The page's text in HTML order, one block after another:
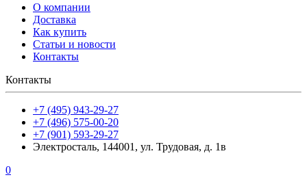
О компании
Доставка
Как купить
Статьи и новости
Контакты
Контакты
+7 (495) 943-29-27
+7 (496) 575-00-20
+7 (901) 593-29-27
Электросталь, 144001, ул. Трудовая, д. 1в
0